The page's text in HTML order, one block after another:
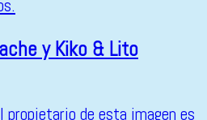
y Kiko & Lito